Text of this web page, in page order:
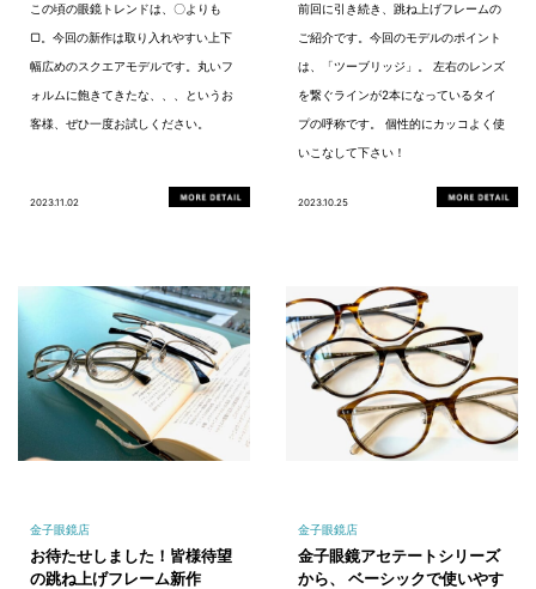
この頃の眼鏡トレンドは、〇よりも
▢。今回の新作は取り入れやすい上下
幅広めのスクエアモデルです。丸いフ
ォルムに飽きてきたな、、、というお
客様、ぜひ一度お試しください。
2023.11.02
前回に引き続き、跳ね上げフレームの
ご紹介です。今回のモデルのポイント
は、「ツーブリッジ」。 左右のレンズ
を繋ぐラインが2本になっているタイ
プの呼称です。 個性的にカッコよく使
いこなして下さい！
2023.10.25
金子眼鏡店
お待たせしました！皆様待望
の跳ね上げフレーム新作
金子眼鏡店
金子眼鏡アセテートシリーズ
から、 ベーシックで使いやす